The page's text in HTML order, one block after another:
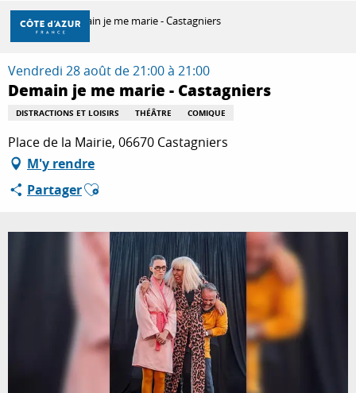
Aller
contenu
principal
DÉCOUVRIR
À FAIRE
SÉJOURNER
Accueil Demain je me marie - Castagniers
Vendredi 28 août de 21:00 à 21:00
Demain je me marie - Castagniers
DISTRACTIONS ET LOISIRS THÉÂTRE COMIQUE
Place de la Mairie, 06670 Castagniers
M'y rendre
PartagerAjouter aux favoris